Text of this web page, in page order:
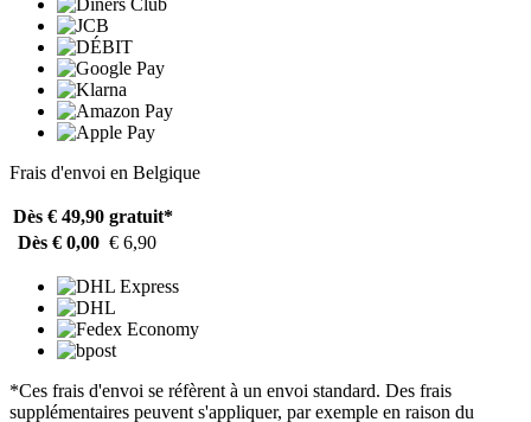
Frais d'envoi en Belgique
Dès € 49,90 gratuit*
Dès € 0,00 € 6,90
*Ces frais d'envoi se réfèrent à un envoi standard. Des frais
supplémentaires peuvent s'appliquer, par exemple en raison du